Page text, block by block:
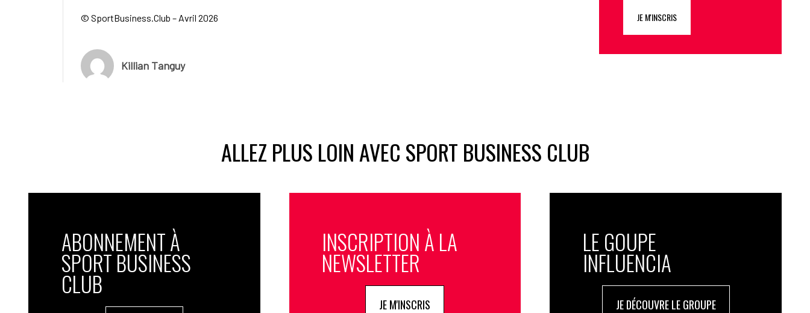
© SportBusiness.Club – Avril 2026
Killian Tanguy
JE M'INSCRIS
ALLEZ PLUS LOIN AVEC SPORT BUSINESS CLUB
ABONNEMENT À
SPORT BUSINESS
CLUB
INSCRIPTION À LA
NEWSLETTER
JE M'INSCRIS
LE GOUPE
INFLUENCIA
JE DÉCOUVRE LE GROUPE